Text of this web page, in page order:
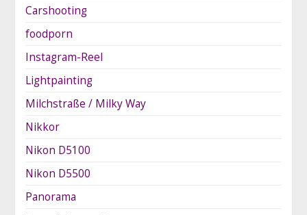
Carshooting
foodporn
Instagram-Reel
Lightpainting
Milchstraße / Milky Way
Nikkor
Nikon D5100
Nikon D5500
Panorama